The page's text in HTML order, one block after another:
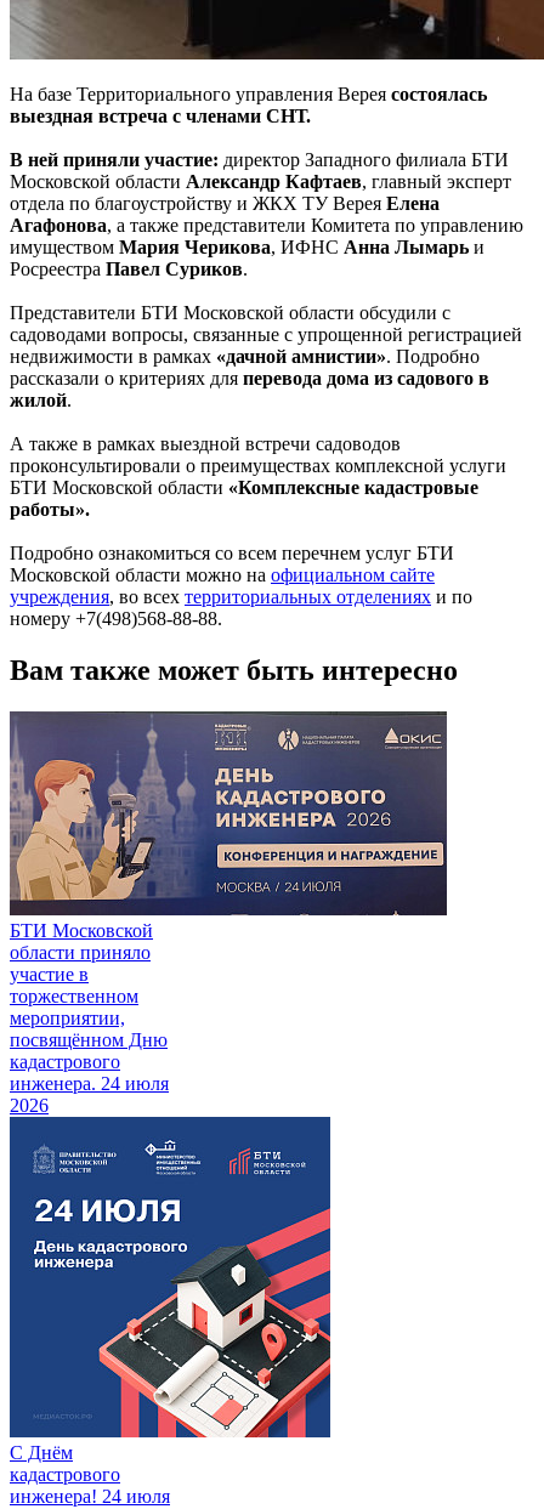
На базе Территориального управления Верея состоялась
выездная встреча с членами СНТ.
В ней приняли участие: директор Западного филиала БТИ
Московской области Александр Кафтаев, главный эксперт
отдела по благоустройству и ЖКХ ТУ Верея Елена
Агафонова, а также представители Комитета по управлению
имуществом Мария Черикова, ИФНС Анна Лымарь и
Росреестра Павел Суриков.
Представители БТИ Московской области обсудили с
садоводами вопросы, связанные с упрощенной регистрацией
недвижимости в рамках «дачной амнистии». Подробно
рассказали о критериях для перевода дома из садового в
жилой.
А также в рамках выездной встречи садоводов
проконсультировали о преимуществах комплексной услуги
БТИ Московской области «Комплексные кадастровые
работы».
Подробно ознакомиться со всем перечнем услуг БТИ
Московской области можно на официальном сайте
учреждения, во всех территориальных отделениях и по
номеру +7(498)568-88-88.
Вам также может быть интересно
БТИ Московской
области приняло
участие в
торжественном
мероприятии,
посвящённом Дню
кадастрового
инженера. 24 июля
2026
С Днём
кадастрового
инженера! 24 июля